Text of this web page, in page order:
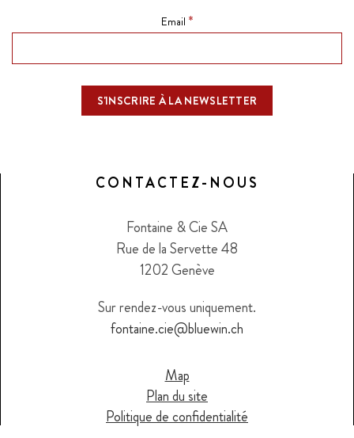
Email *
CONTACTEZ-NOUS
Fontaine & Cie SA
Rue de la Servette 48
1202 Genève
Sur rendez-vous uniquement.
fontaine.cie@bluewin.ch
Map
Plan du site
Politique de confidentialité